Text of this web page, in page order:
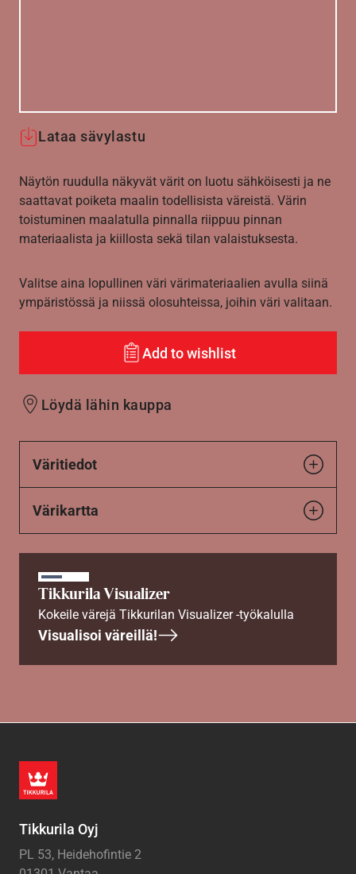
Lataa sävylastu
Näytön ruudulla näkyvät värit on luotu sähköisesti ja ne
saattavat poiketa maalin todellisista väreistä. Värin
toistuminen maalatulla pinnalla riippuu pinnan
materiaalista ja kiillosta sekä tilan valaistuksesta.
Valitse aina lopullinen väri värimateriaalien avulla siinä
ympäristössä ja niissä olosuhteissa, joihin väri valitaan.
Add to wishlist
Löydä lähin kauppa
Väritiedot
Värikartta
Tikkurila Visualizer
Kokeile värejä Tikkurilan Visualizer -työkalulla
Visualisoi väreillä!
Tikkurila Oyj
PL 53, Heidehofintie 2